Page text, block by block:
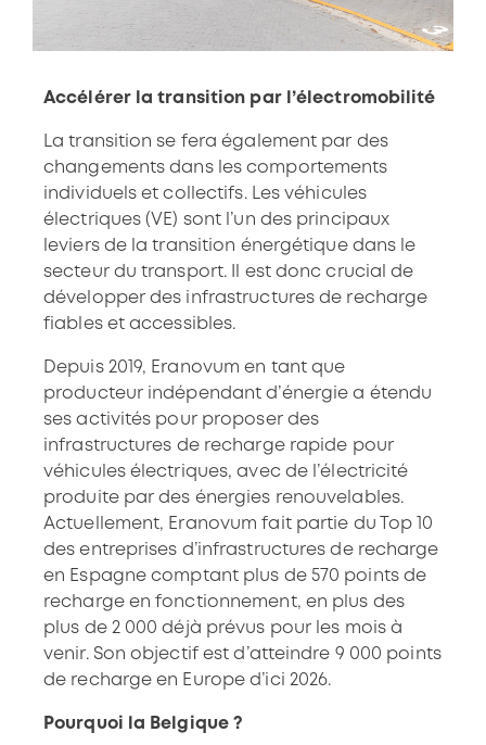
Accélérer la transition par l’électromobilité
La transition se fera également par des
changements dans les comportements
individuels et collectifs. Les véhicules
électriques (VE) sont l’un des principaux
leviers de la transition énergétique dans le
secteur du transport. Il est donc crucial de
développer des infrastructures de recharge
fiables et accessibles.
Depuis 2019, Eranovum en tant que
producteur indépendant d’énergie a étendu
ses activités pour proposer des
infrastructures de recharge rapide pour
véhicules électriques, avec de l’électricité
produite par des énergies renouvelables.
Actuellement, Eranovum fait partie du Top 10
des entreprises d’infrastructures de recharge
en Espagne comptant plus de 570 points de
recharge en fonctionnement, en plus des
plus de 2 000 déjà prévus pour les mois à
venir. Son objectif est d’atteindre 9 000 points
de recharge en Europe d’ici 2026.
Pourquoi la Belgique ?